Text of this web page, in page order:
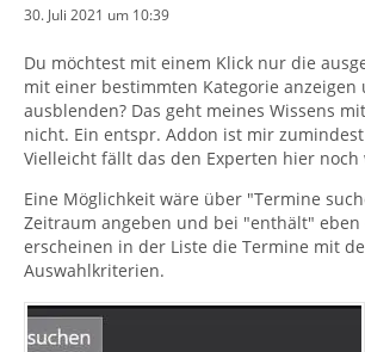
30. Juli 2021 um 10:39
Du möchtest mit einem Klick nur die
mit einer bestimmten Kategorie anzeigen
ausblenden? Das geht meines Wissens
nicht. Ein entspr. Addon ist mir
Vielleicht fällt das den Experten hier noch
Eine Möglichkeit wäre über "Termine
Zeitraum angeben und bei "enthält" eben
erscheinen in der Liste die Termine mit
Auswahlkriterien.